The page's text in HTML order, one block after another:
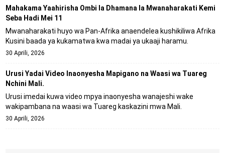
Mahakama Yaahirisha Ombi la Dhamana la Mwanaharakati Kemi
Seba Hadi Mei 11
Mwanaharakati huyo wa Pan-Afrika anaendelea kushikiliwa Afrika
Kusini baada ya kukamatwa kwa madai ya ukaaji haramu.
30 Aprili, 2026
Urusi Yadai Video Inaonyesha Mapigano na Waasi wa Tuareg
Nchini Mali.
Urusi imedai kuwa video mpya inaonyesha wanajeshi wake
wakipambana na waasi wa Tuareg kaskazini mwa Mali.
30 Aprili, 2026